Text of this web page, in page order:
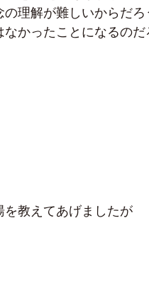
理解が難しいからだろ
かったことになるのだ
教えてあげましたが